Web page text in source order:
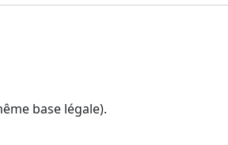
base légale).